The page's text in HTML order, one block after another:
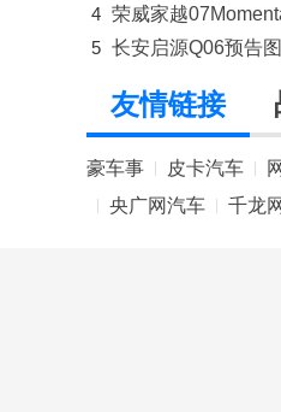
领克
灵悉
理念
林肯
4 荣威家越
5 长安启源Q06预告图
友情链接
豪车事 皮卡汽车
央广网汽车 千龙